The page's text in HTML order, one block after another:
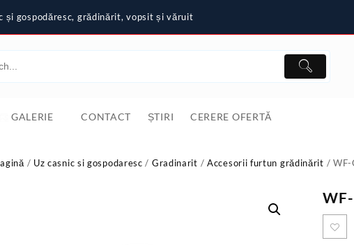
și gospodăresc, grădinărit, vopsit și văruit
GALERIE CONTACT ȘTIRI CERERE OFERTĂ
/ Uz casnic si gospodaresc / Gradinarit / Accesorii furtun grădinărit / WF-